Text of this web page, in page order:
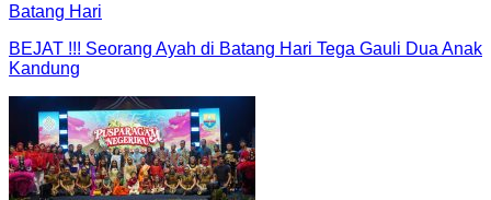
Batang Hari
BEJAT !!! Seorang Ayah di Batang Hari Tega Gauli Dua Anak
Kandung